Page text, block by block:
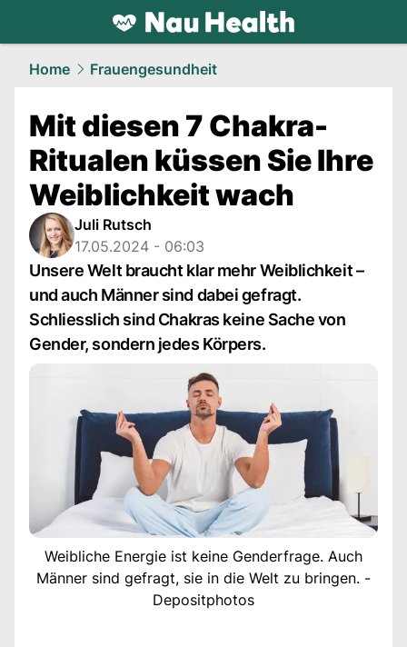
health.NAU.ch
Home Frauengesundheit
Mit diesen 7 Chakra-
Ritualen küssen Sie Ihre
Weiblichkeit wach
Juli Rutsch
17.05.2024 - 06:03
Unsere Welt braucht klar mehr Weiblichkeit –
und auch Männer sind dabei gefragt.
Schliesslich sind Chakras keine Sache von
Gender, sondern jedes Körpers.
Weibliche Energie ist keine Genderfrage. Auch
Männer sind gefragt, sie in die Welt zu bringen. -
Depositphotos